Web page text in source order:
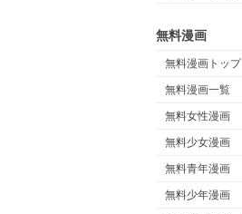
無料漫画
無料漫画トップ
無料漫画一覧
無料女性漫画
無料少女漫画
無料青年漫画
無料少年漫画